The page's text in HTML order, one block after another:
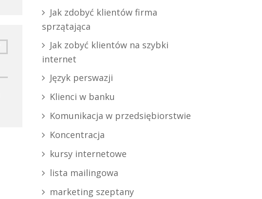
Jak zdobyć klientów firma
sprzątająca
Jak zobyć klientów na szybki
internet
Język perswazji
Klienci w banku
Komunikacja w przedsiębiorstwie
Koncentracja
kursy internetowe
lista mailingowa
marketing szeptany